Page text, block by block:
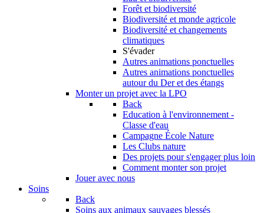
Forêt et biodiversité
Biodiversité et monde agricole
Biodiversité et changements
climatiques
S'évader
Autres animations ponctuelles
Autres animations ponctuelles
autour du Der et des étangs
Monter un projet avec la LPO
Back
Education à l'environnement -
Classe d'eau
Campagne École Nature
Les Clubs nature
Des projets pour s'engager plus loin
Comment monter son projet
Jouer avec nous
Soins
Back
Soins aux animaux sauvages blessés